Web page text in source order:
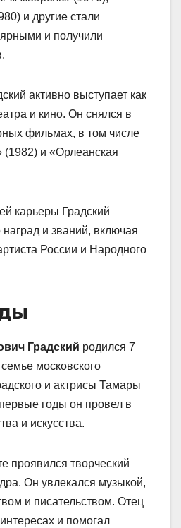
и другие стали
и получили
активно выступает как
и кино. Он снялся в
фильмах, в том числе
(1982) и «Орлеанская
карьеры Градский
и званий, включая
России и Народного
Градский родился 7
московского
и актрисы Тамары
годы он провел в
и искусства.
проявился творческий
Он увлекался музыкой,
и писательством. Отец
и помогал